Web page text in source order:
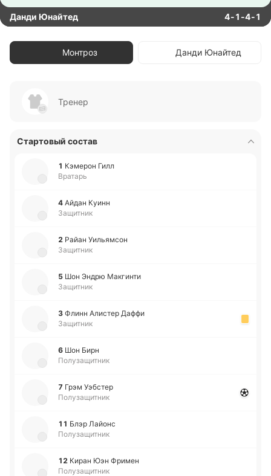
Данди Юнайтед 4-1-4-1
Монтроз Данди Юнайтед
Тренер
Стартовый состав
1 Кэ­ме­рон Гилл
Вратарь
4 Айдан Куинн
Защитник
2 Райан Уи­лья­мсон
Защитник
5 Шон Эндрю Ма­кги­нти
Защитник
3 Флинн Али­стер Даффи
Защитник
6 Шон Бирн
Полузащитник
7 Грэм Уэ­бстер
Полузащитник
11 Блэр Лайонс
Полузащитник
12 Киран Юэн Фримен
Полузащитник